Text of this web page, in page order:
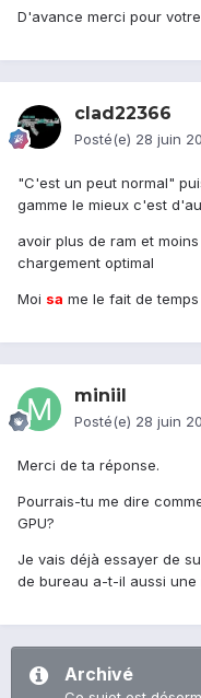
D'avance merci pour
clad22366
Posté(e) 28 juin
"C'est un peut normal"
gamme le mieux c'est
avoir plus de ram et
chargement optimal
Moi sa me le fait de
miniil
Posté(e) 28 juin
Merci de ta réponse.
Pourrais-tu me dire
GPU?
Je vais déjà essayer de
de bureau a-t-il aussi une
Archivé